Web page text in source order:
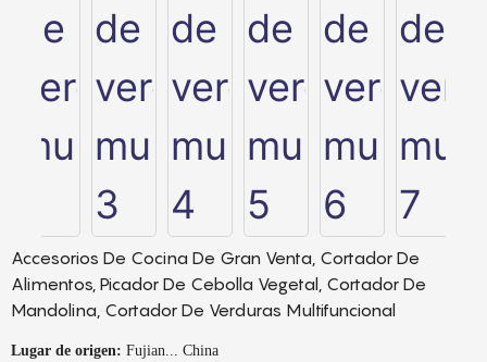
Accesorios De Cocina De Gran Venta, Cortador De
Alimentos, Picador De Cebolla Vegetal, Cortador De
Mandolina, Cortador De Verduras Multifuncional
Lugar de origen: Fujian... China